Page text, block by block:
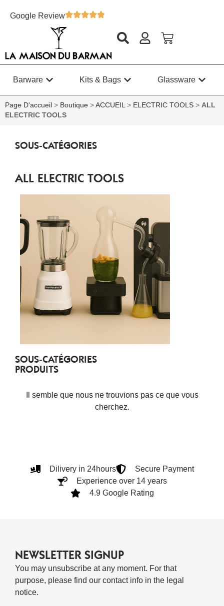
Google Review
Barware Kits & Bags Glassware
Page D'accueil > Boutique > ACCUEIL> ELECTRIC TOOLS > ALL
ELECTRIC TOOLS
SOUS-CATÉGORIES
ALL ELECTRIC TOOLS
SOUS-CATÉGORIES
PRODUITS
Il semble que nous ne trouvions pas ce que vous
cherchez.
Dilivery in 24hours
Secure Payment
Experience over 14 years
4.9 Google Rating
NEWSLETTER SIGNUP
You may unsubscribe at any moment. For that
purpose, please find our contact info in the legal
notice.